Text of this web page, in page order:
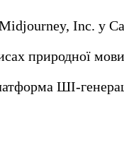
Midjourney, Inc. у
природної
ШІ-